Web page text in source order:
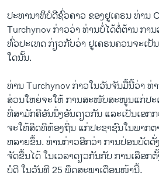
ສຽງ
ລາຍການກະຈາຍສຽງ
ລາຍງານ
ຕິດຕາມພວກເຮົາ ທີ່
ພາສາຕ່າງໆ
ປະທານາທິບໍດີ​ຊົ່ວຄາວ ຂອງ​ຢູ​ເຄຣນ ທ່ານ
Turchynov ​ກ່າວ​ວ່າ ທ່ານບໍ່​ໄດ້ຕໍ່​ຕ້ານ​ ກາ
ທົ່ວ​ປະ​ເທດ ກ່ຽວ​ກັບວ່າ ຢູ​ເຄຣນຄວນ​ຈະເປັ
ໃດນັ້ນ.
ທ່ານ Turchynov ກ່າວໃນ​ວັນ​ຈັນ​ມື້​ນີ້​ວ່າ ທ່
ສ່ວນ​ໃຫຍ່​ຈະໃຫ້ ການ​ສະໜັບສະໜູນແກ່ປະ​
ທີ່ສາ​ມັກ​ຄີອັນ​ນຶ່ງ​ອັນ​ດຽວ​ກັນ ​ແລະເປັນ​ເອກ​
ຈະ​ໃຫ້​ສິດທິ​ທ້ອງ​ຖິ່ນ​ ແກ່ປະຊາຊົນ​ໃນ​ພາກ​ຕ
ຫລາຍ​ຂຶ້ນ. ທ່ານກ່າວອີກ​ວ່າ ການ​ປ່ອນ​ບັດ​ດັ່
ຈັດ​ຂື້ນ​ໄດ້ ​ໃນ​ເວລາ​ດຽວ​ກັນ​ກັບ ການເລືອກ​
ບໍດີ ​ໃນ​ວັນ​ທີ 25 ພຶດສະພາ​ເດືອນ​ໜ້າ​ນີ້.